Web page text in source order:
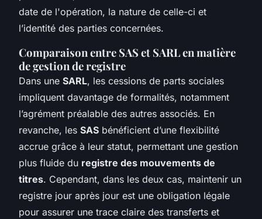
date de l'opération, la nature de celle-ci et
l’identité des parties concernées.
Comparaison entre SAS et SARL en matière
de gestion de registre
Dans une SARL, les cessions de parts sociales
impliquent davantage de formalités, notamment
l’agrément préalable des autres associés. En
revanche, les SAS bénéficient d’une flexibilité
accrue grâce à leur statut, permettant une gestion
plus fluide du registre des mouvements de
titres. Cependant, dans les deux cas, maintenir un
registre jour après jour est une obligation légale
pour assurer une trace claire des transferts et